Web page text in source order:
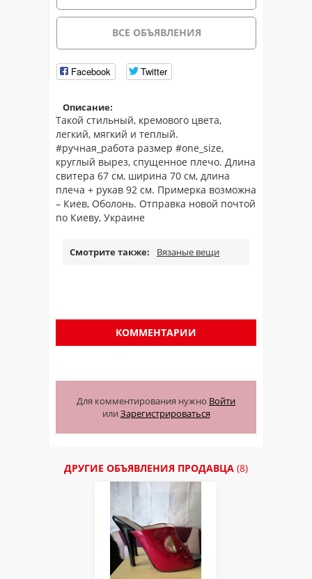
ВСЕ ОБЪЯВЛЕНИЯ
Facebook Twitter
Описание:
Такой стильный, кремового цвета,
легкий, мягкий и теплый.
#ручная_работа размер #one_size,
круглый вырез, спущенное плечо. Длина
свитера 67 см, ширина 70 см, длина
плеча + рукав 92 см. Примерка возможна
– Киев, Оболонь. Отправка новой почтой
по Киеву, Украине
Смотрите также: Вязаные вещи
КОММЕНТАРИИ
Для комментирования нужно Войти
или Зарегистрироваться
ДРУГИЕ ОБЪЯВЛЕНИЯ ПРОДАВЦА (8)